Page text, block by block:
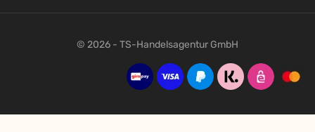
© 2026 - TS-Handelsagentur GmbH